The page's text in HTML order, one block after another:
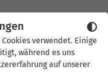
verwendet. Einige
während es uns
auf unserer
laden
auf unserer
um Ihnen